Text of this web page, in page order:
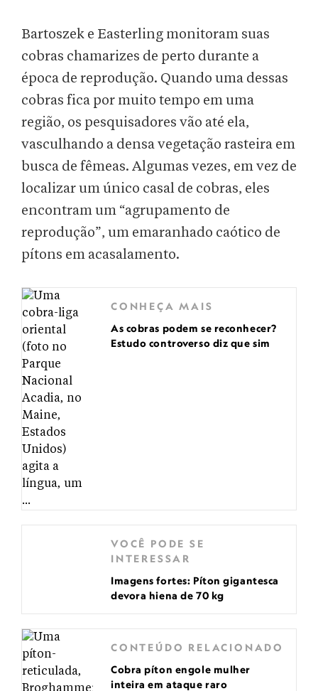
Bartoszek e Easterling monitoram suas
cobras chamarizes de perto durante a
época de reprodução. Quando uma dessas
cobras fica por muito tempo em uma
região, os pesquisadores vão até ela,
vasculhando a densa vegetação rasteira em
busca de fêmeas. Algumas vezes, em vez de
localizar um único casal de cobras, eles
encontram um “agrupamento de
reprodução”, um emaranhado caótico de
pítons em acasalamento.
CONHEÇA MAIS
As cobras podem se reconhecer?
Estudo controverso diz que sim
VOCÊ PODE SE
INTERESSAR
Imagens fortes: Píton gigantesca
devora hiena de 70 kg
CONTEÚDO RELACIONADO
Cobra píton engole mulher
inteira em ataque raro